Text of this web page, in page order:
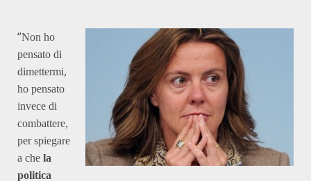
“Non ho
pensato di
dimettermi,
ho pensato
invece di
combattere,
per spiegare
a che la
politica